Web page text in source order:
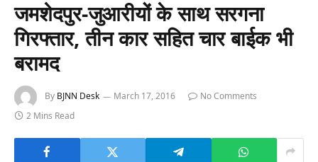
जमशेदपुर-जुआरीयों के साथ सरगना
गिरफ्तार, तीन कार सहित चार बाईक भी
बरामद
By BJNN Desk March 17, 2016
No Comments
2 Mins Read